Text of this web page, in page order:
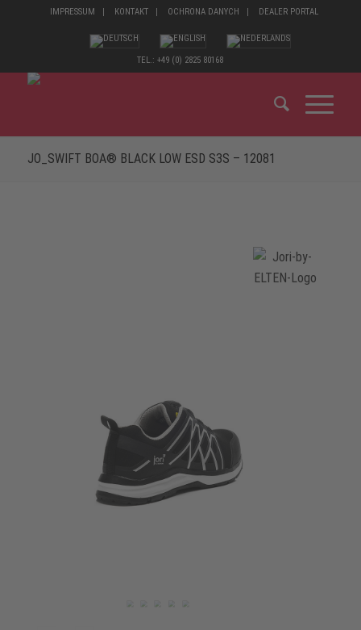
IMPRESSUM KONTAKT OCHRONA DANYCH DEALER PORTAL
TEL.: +49 (0) 2825 80168
JO_SWIFT BOA® BLACK LOW ESD S3S – 12081